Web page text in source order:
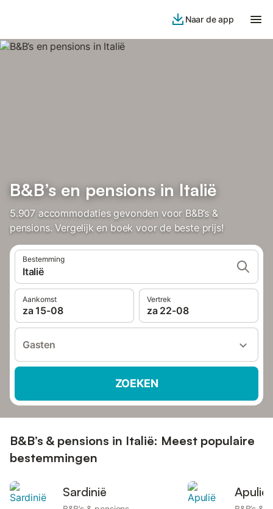
Naar de app
B&B’s en pensions in Italië
5.907 accommodaties gevonden voor B&B’s &
pensions. Vergelijk en boek voor de beste prijs!
Bestemming
Italië
Aankomst
za 15-08
Vertrek
za 22-08
Gasten
ZOEKEN
B&B’s & pensions in Italië: Meest populaire
bestemmingen
Sardinië Apulië